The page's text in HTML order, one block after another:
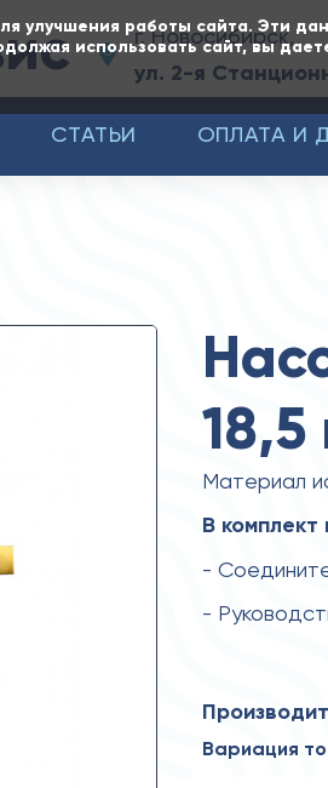
улучшения работы сайта. Эти
использовать сайт, вы
г. Новосибирск,
ул. 2-я
СТАТЬИ ОПЛАТА И
18,5
Материал
В комплект
-
-
Вариация